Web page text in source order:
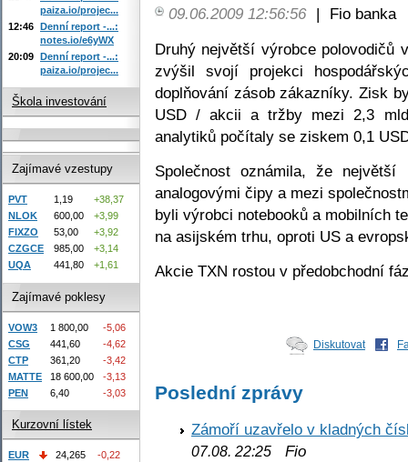
09.06.2009 12:56:56 |
Fio banka
Druhý největší výrobce polovodičů
zvýšil svojí projekci
doplňování zásob zákazníky. Zisk
USD / akcii a tržby mezi 2,3
analytiků počítaly se ziskem 0,1
Společnost oznámila, že největší
analogovými čipy a mezi
byli výrobci notebooků a mobilních
na asijském trhu, oproti US a
Akcie TXN rostou v předobchodní
Diskutovat
Poslední zprávy
Zámoří uzavřelo v kladných
07.08. 22:25 Fio
paiza.io/projec...
12:46 Denní report -...:
notes.io/e6yWX
20:09 Denní report -...:
paiza.io/projec...
Škola investování
Zajímavé vzestupy
PVT 1,19
+38,37
NLOK
600,00
+3,99
FIXZO
53,00
+3,92
CZGCE
985,00
+3,14
UQA
441,80 +1,61
Zajímavé poklesy
VOW3 1 800,00
-5,06
CSG
441,60
-4,62
CTP
361,20
-3,42
MATTE
18 600,00
-3,13
PEN
6,40 -3,03
Kurzovní lístek
EUR 24,265
-0,22